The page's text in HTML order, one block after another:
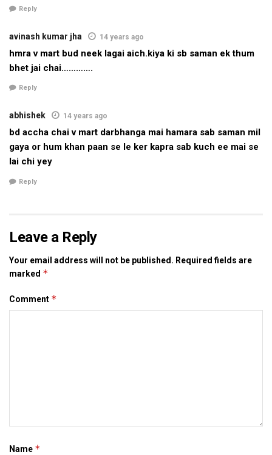
परिधान, बच्‍चा क कपड़ा, पुरुष क परिधान, जूता-चप्पल, लगेज, होम फर्निशिंग,
कंपनी क कहब अछि जे एहि स्‍टोर स दरभंगा मे एकटा नव संस्‍कृति विकसित
पर बेहतर सामान उपलब्ध करौल जा रहल अछि। कंपनी क कहब अछि जे
दरभंगा मे कंपनी कुल 20 हजार उत्पाद पेश करबाक योजना रखने अछि।
Tags: Bihar
Reply
avinash kumar jha 14 years ago
hmra v mart bud neek lagai aich.kiya ki sb saman ek thum
bhet jai chai………….
Reply
abhishek 14 years ago
bd accha chai v mart darbhanga mai hamara sab saman mil
gaya or hum khan paan se le ker kapra sab kuch ee mai se
lai chi yey
Reply
Leave a Reply
Your email address will not be published. Required fields are
marked *
Comment *
Name *